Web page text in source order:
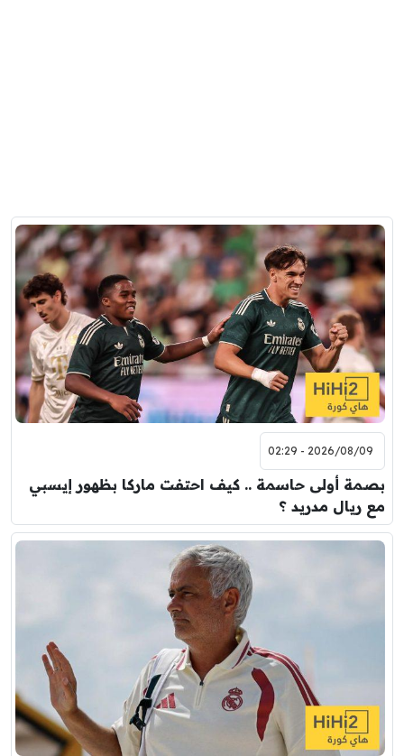
2026/08/09 - 02:29
بصمة أولى حاسمة .. كيف احتفت ماركا بظهور إيسبي
مع ريال مدريد ؟